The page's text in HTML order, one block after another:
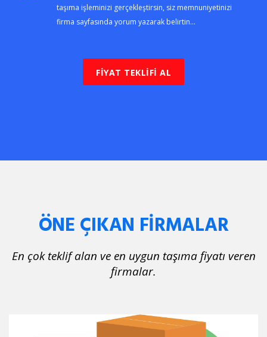
taşıma işleminizi gerçekleştirsin, siz memnuniyetinizi
firma sayfasında yorum yazarak belirtin...
FİYAT TEKLİFİ AL
ÖNE ÇIKAN FİRMALAR
En çok teklif alan ve en uygun taşıma fiyatı veren
firmalar.